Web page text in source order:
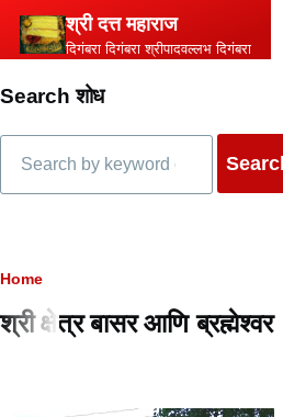
Skip to main content
श्री दत्त महाराज
दिगंबरा दिगंबरा श्रीपादवल्लभ दिगंबरा
Search शोध
Breadcrumb
Home
श्री क्षेत्र बासर आणि ब्रह्मेश्वर